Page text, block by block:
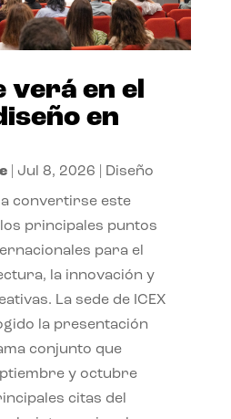
verá en el
en
| Jul 8, 2026 Diseño
convertirse este
principales puntos
para el
la innovación y
La sede de ICEX
la presentación
conjunto que
y octubre
citas del